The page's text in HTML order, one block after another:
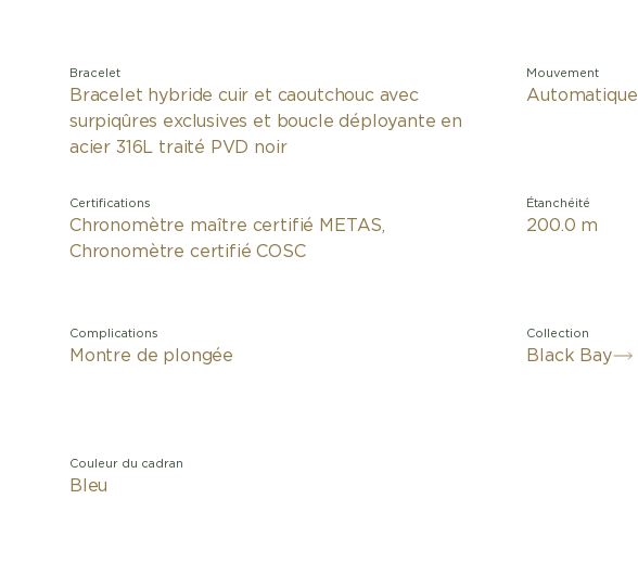
Bracelet
Bracelet hybride cuir et caoutchouc avec
surpiqûres exclusives et boucle déployante en
acier 316L traité PVD noir
Certifications
Chronomètre maître certifié METAS,
Chronomètre certifié COSC
Complications
Montre de plongée
Couleur du cadran
Bleu
Mouvement
Automatique
Étanchéité
200.0 m
Collection
Black Bay